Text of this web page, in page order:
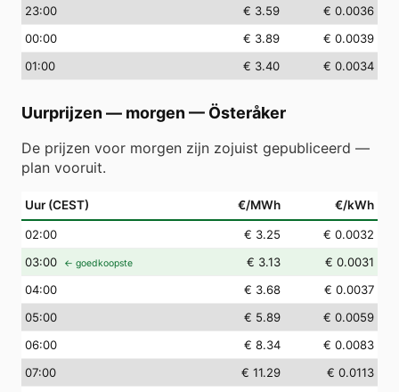
23:00 € 3.59
€ 0.0036
00:00 € 3.89
€ 0.0039
01:00 € 3.40 € 0.0034
Uurprijzen — morgen — Österåker
De prijzen voor morgen zijn zojuist gepubliceerd —
plan vooruit.
Uur (CEST) €/MWh €/kWh
02:00 € 3.25
€ 0.0032
03:00 ← goedkoopste € 3.13
€ 0.0031
04:00 € 3.68
€ 0.0037
05:00 € 5.89
€ 0.0059
06:00 € 8.34
€ 0.0083
07:00 € 11.29
€ 0.0113